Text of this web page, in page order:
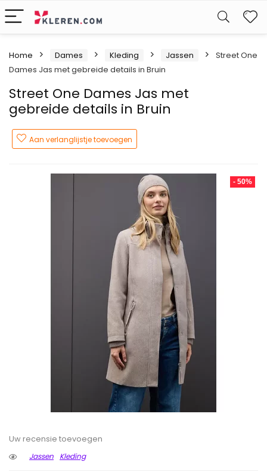
Home Dames Kleding Jassen
Street One
Dames Jas met gebreide details in Bruin
Street One Dames Jas met
gebreide details in Bruin
Aan verlanglijstje toevoegen
- 50%
Uw recensie toevoegen
Jassen
Kleding